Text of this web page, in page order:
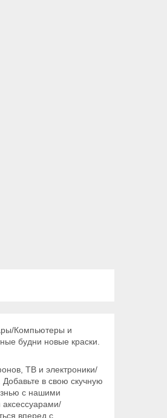
Компьютеры и
будни новые краски.
ТВ и электроники/
в свою скучную
с нашими
вперед с